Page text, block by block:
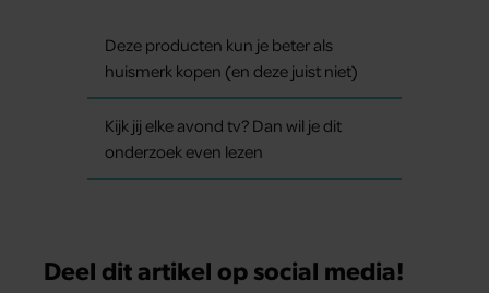
Deze producten kun je beter als
huismerk kopen (en deze juist niet)
Kijk jij elke avond tv? Dan wil je dit
onderzoek even lezen
Deel dit artikel op social media!